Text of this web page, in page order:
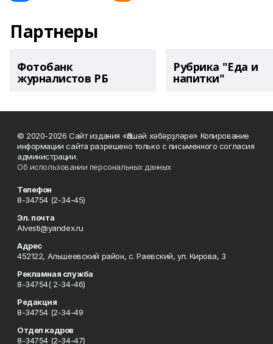
Партнеры
Фотобанк
журналистов РБ
Рубрика "Еда и
напитки"
© 2020-2026 Сайт издания «Әлшәй хәбәрҙләре» Копирование
информации сайта разрешено только с письменного согласия
администрации.
Об использовании персональных данных
Телефон
8-34754 (2-34-45)
Эл. почта
Alvesti@yandex.ru
Адрес
452122, Альшеевский район, с. Раевский, ул. Кирова, 3
Рекламная служба
8-34754( 2-34-46)
Редакция
8-34754 (2-34-49
Отдел кадров
8-34754 (2-34-47)